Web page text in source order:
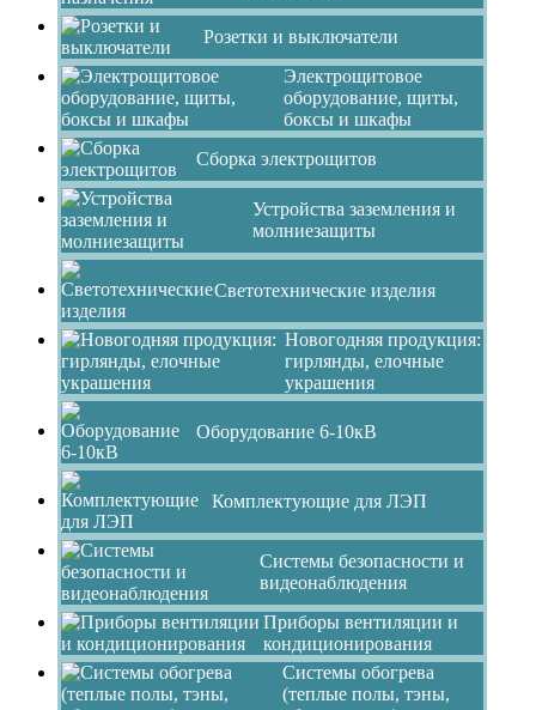
Розетки и выключатели
Электрощитовое
оборудование, щиты,
боксы и шкафы
Сборка электрощитов
Устройства заземления и
молниезащиты
Светотехнические изделия
Новогодняя продукция:
гирлянды, елочные
украшения
Оборудование 6-10кВ
Комплектующие для ЛЭП
Системы безопасности и
видеонаблюдения
Приборы вентиляции и
кондиционирования
Системы обогрева
(теплые полы, тэны,